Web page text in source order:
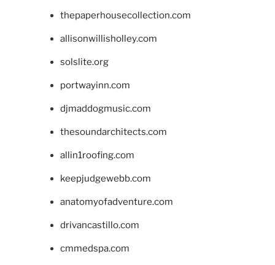
thepaperhousecollection.com
allisonwillisholley.com
solslite.org
portwayinn.com
djmaddogmusic.com
thesoundarchitects.com
allin1roofing.com
keepjudgewebb.com
anatomyofadventure.com
drivancastillo.com
cmmedspa.com